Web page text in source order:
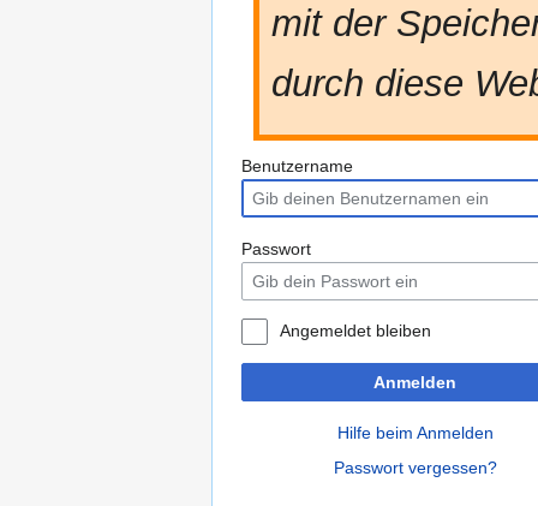
mit der
durch diese
Benutzername
Passwort
Angemeldet bleiben
Anmelden
Hilfe beim Anmelden
Passwort vergessen?